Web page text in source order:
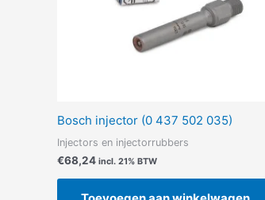
Bosch injector (0 437 502 035)
Injectors en injectorrubbers
€68,24 incl. 21% BTW